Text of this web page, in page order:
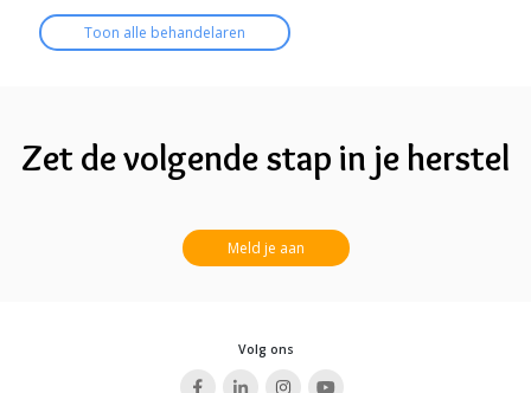
Toon alle behandelaren
Zet de volgende stap in je herstel
Meld je aan
Volg ons